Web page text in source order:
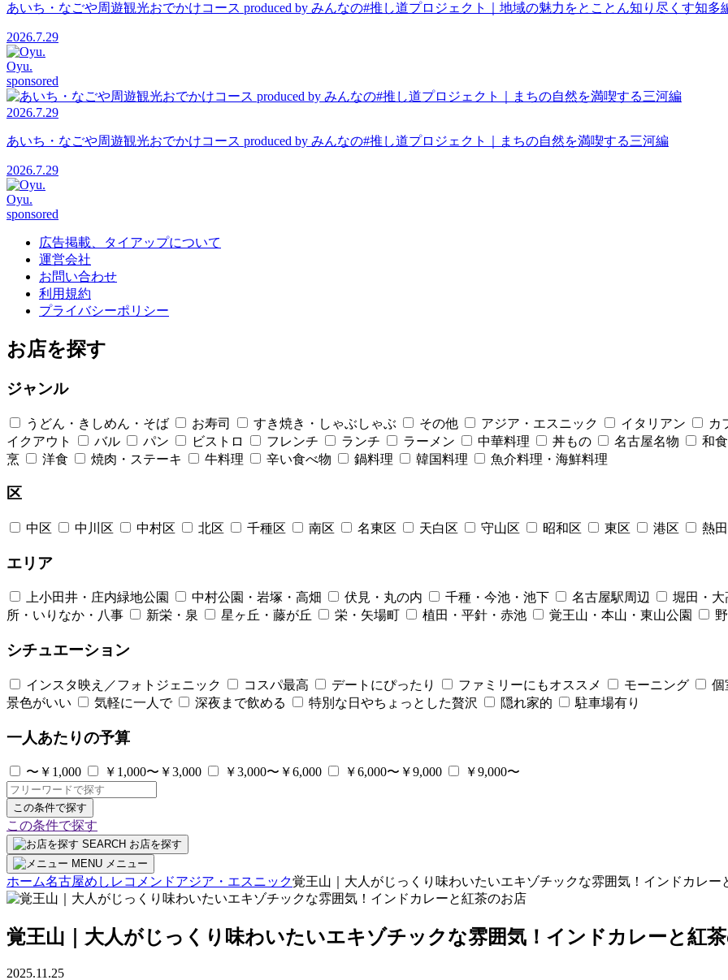
あいち・なごや周遊観光おでかけコース produced by みんなの#推し道プロジェクト｜地域の魅力をとことん知り尽くす知多
2026.7.29
Oyu.
sponsored
2026.7.29
あいち・なごや周遊観光おでかけコース produced by みんなの#推し道プロジェクト｜まちの自然を満喫する三河編
2026.7.29
Oyu.
sponsored
広告掲載、タイアップについて
運営会社
お問い合わせ
利用規約
プライバシーポリシー
お店を探す
ジャンル
うどん・きしめん・そば お寿司 すき焼き・しゃぶしゃぶ その他 アジア・エスニック イタリアン
カ
イクアウト
バル パン ビストロ フレンチ ランチ ラーメン 中華料理 丼もの 名古屋名物
和
烹
洋食 焼肉・ステーキ 牛料理 辛い食べ物 鍋料理 韓国料理 魚介料理・海鮮料理
区
中区 中川区 中村区 北区 千種区 南区 名東区 天白区 守山区 昭和区 東区 港区 熱
エリア
上小田井・庄内緑地公園 中村公園・岩塚・高畑 伏見・丸の内 千種・今池・池下 名古屋駅周辺
堀田・大
所・いりなか・八事
新栄・泉 星ヶ丘・藤が丘 栄・矢場町 植田・平針・赤池 覚王山・本山・東山公園
シチュエーション
インスタ映え／フォトジェニック コスパ最高 デートにぴったり ファミリーにもオススメ モーニング
個
景色がいい
気軽に一人で 深夜まで飲める 特別な日やちょっとした贅沢 隠れ家的 駐車場有り
一人あたりの予算
〜￥1,000 ￥1,000〜￥3,000 ￥3,000〜￥6,000 ￥6,000〜￥9,000 ￥9,000〜
この条件で探す
この条件で探す
SEARCH お店を探す
MENU メニュー
ホーム名古屋めしレコメンドアジア・エスニック覚王山｜大人がじっくり味わいたいエキゾチックな雰囲気！インドカレー
覚王山｜大人がじっくり味わいたいエキゾチックな雰囲気！インドカレーと紅
2025.11.25